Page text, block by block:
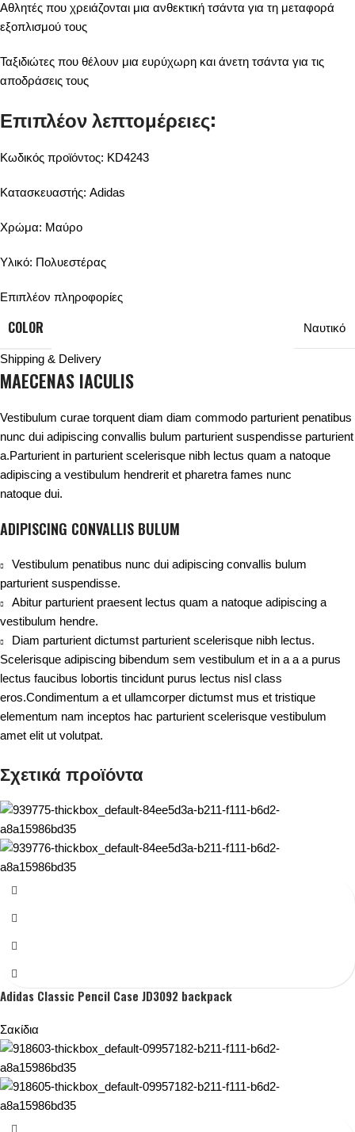
Αθλητές που χρειάζονται μια ανθεκτική τσάντα για τη μεταφορά
εξοπλισμού τους
Ταξιδιώτες που θέλουν μια ευρύχωρη και άνετη τσάντα για τις
αποδράσεις τους
Επιπλέον λεπτομέρειες:
Κωδικός προϊόντος: KD4243
Κατασκευαστής: Adidas
Χρώμα: Μαύρο
Υλικό: Πολυεστέρας
Επιπλέον πληροφορίες
COLOR Ναυτικό
Shipping & Delivery
MAECENAS IACULIS
Vestibulum curae torquent diam diam commodo parturient penatibus
nunc dui adipiscing convallis bulum parturient suspendisse parturient
a.Parturient in parturient scelerisque nibh lectus quam a natoque
adipiscing a vestibulum hendrerit et pharetra fames nunc
natoque dui.
ADIPISCING CONVALLIS BULUM
Vestibulum penatibus nunc dui adipiscing convallis bulum
parturient suspendisse.
Abitur parturient praesent lectus quam a natoque adipiscing a
vestibulum hendre.
Diam parturient dictumst parturient scelerisque nibh lectus.
Scelerisque adipiscing bibendum sem vestibulum et in a a a purus
lectus faucibus lobortis tincidunt purus lectus nisl class
eros.Condimentum a et ullamcorper dictumst mus et tristique
elementum nam inceptos hac parturient scelerisque vestibulum
amet elit ut volutpat.
Σχετικά προϊόντα
Adidas Classic Pencil Case JD3092 backpack
Σακίδια